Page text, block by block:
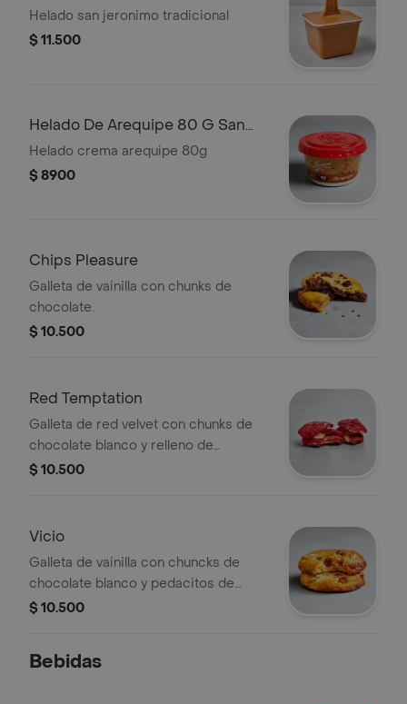
Helado san jeronimo tradicional
$ 11.500
Helado De Arequipe 80 G San
Jeronimo
Helado crema arequipe 80g
$ 8900
Chips Pleasure
Galleta de vainilla con chunks de
chocolate.
$ 10.500
Red Temptation
Galleta de red velvet con chunks de
chocolate blanco y relleno de
cheesecake.
$ 10.500
Vicio
Galleta de vainilla con chuncks de
chocolate blanco y pedacitos de
bocadillo.
$ 10.500
Bebidas